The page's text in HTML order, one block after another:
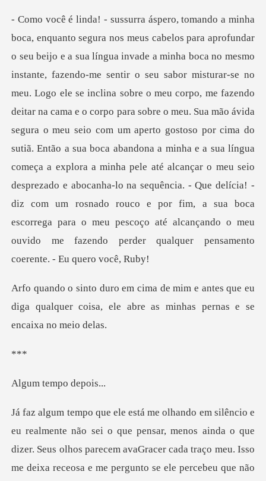
lina sobre o meu corpo, me fazendo
deitar na cama e o corpo para sobre o meu. Sua mão ávida
segura o meu seio com um aperto gostoso por cima do
sutiã. Então a sua boca abandona a minha e a sua língua
começa a explora a minha pele até alcançar
ntes que eu
diga qualquer coisa, ele abre a
*
empo de
a e me pergunto se ele percebeu que não